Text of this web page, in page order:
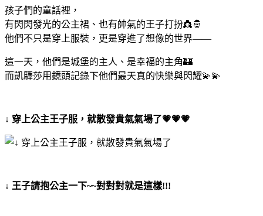
孩子們的童話裡，
有閃閃發光的公主裙、也有帥氣的王子打扮👸🤴
他們不只是穿上服裝，更是穿進了想像的世界——
這一天，他們是城堡的主人、是幸福的主角🏰
而凱驛莎用鏡頭記錄下他們最天真的快樂與閃耀💫💫
↓ 穿上公主王子服，就散發貴氣氣場了💗💗💗
↓ 王子請抱公主一下~~對對對就是這樣!!!